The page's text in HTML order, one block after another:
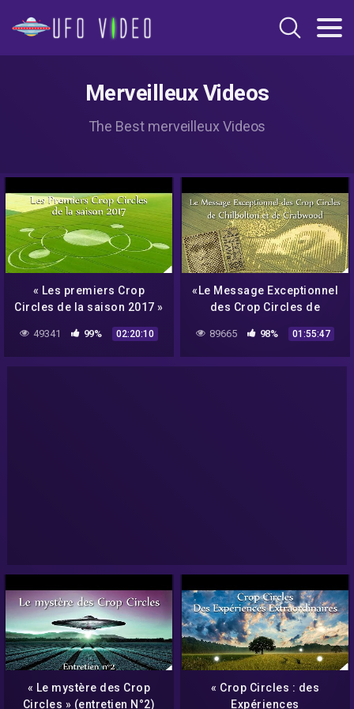
Merveilleux Videos
The Best merveilleux Videos
« Les premiers Crop
Circles de la saison 2017 »
NURÉA TV
49341 99% 02:20:10
«Le Message Exceptionnel
des Crop Circles de
avec Daniel Harran –
NURÉA TV
89665 98% 01:55:47
« Le mystère des Crop
Circles » (entretien N°2)
« Crop Circles : des
Expériences